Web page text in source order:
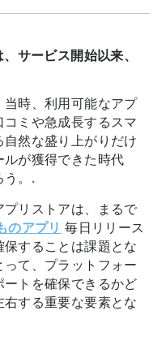
サービス開始以来、
時、利用可能なアプ
ミや急成長するスマ
然な盛り上がりだけ
が獲得できた時代
う。.
リストアは、まるで
のアプリ 毎日リリース
することは課題とな
て、プラットフォー
トを確保できるかど
する重要な要素とな